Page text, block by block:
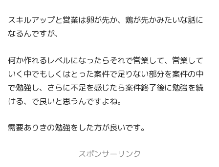
スキルアップと営業は卵が先か、鶏が先かみたいな話に
なるんですが、
何か作れるレベルになったらそれで営業して、営業して
いく中でもしくはとった案件で足りない部分を案件の中
で勉強し、さらに不足を感じたら案件終了後に勉強を続
ける、で良いと思うんですよね。
需要ありきの勉強をした方が良いです。
スポンサーリンク